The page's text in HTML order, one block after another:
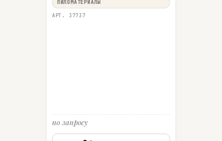
ПИЛОМАТЕРИАЛЫ
АРТ. 37737
по запросу